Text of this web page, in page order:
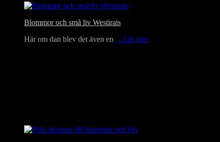
Blommor och små liv Westirais
Här om dan blev det även en …Läs mer